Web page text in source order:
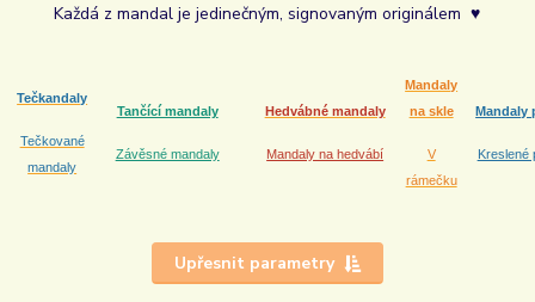
Každá z mandal je jedinečným, signovaným originálem ♥
Tečkandaly
Tečkované
mandaly
Tančící mandaly
Závěsné mandaly
Hedvábné mandaly
Mandaly na hedvábí
Mandaly
na skle
V
rámečku
Mandaly
Kreslené
Upřesnit parametry